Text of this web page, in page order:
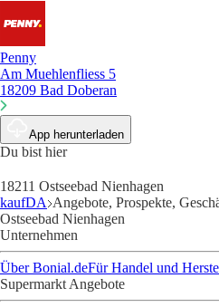
Penny
Am Muehlenfliess 5
18209 Bad Doberan
App herunterladen
Du bist hier
18211 Ostseebad Nienhagen
kaufDA Angebote, Prospekte,
Ostseebad Nienhagen
Unternehmen
Über Bonial.deFür Handel und
Supermarkt Angebote